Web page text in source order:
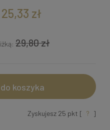
25,33 zł
29,80 zł
do koszyka
Zyskujesz 25 pkt [ ? ]